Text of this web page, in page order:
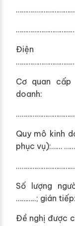
Điện
Cơ quan cấp
doanh:
Quy mô kinh
phục vụ):……
Số lượng
………..; gián
Đề nghị được